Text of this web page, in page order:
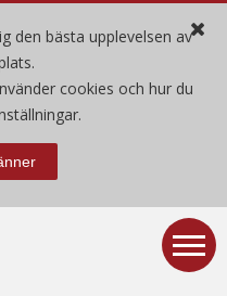
den bästa upplevelsen av
cookies och hur du